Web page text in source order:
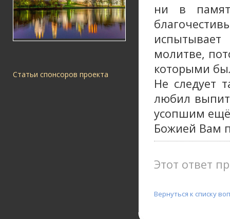
Статьи спонсоров проекта
ни в
молитве,
которыми
Не следует
любил
усопшим ещё
Божией Вам
Этот ответ
Вернуться к списку